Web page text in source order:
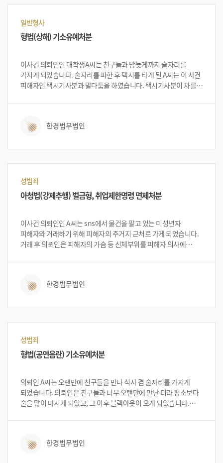
미성년자 성매수 등으로 사건이 입건되었다고 연락을 받게
되었습니다. 의뢰인 A씨는 입건 된 후 도움을 받고자 법무법인
한경을 찾아 대처 방안 등을 상담 받게 되었고, 법무법인 한경의
법무법인 한경에 사건 의뢰를 하였습니다.
일반형사
형법(상해) 기소유예처분
이사건 의뢰인인 대학생A씨는 친구들과 밤늦게까지 술자리를
가지게 되었습니다. 술자리를 파한 후 택시를 타게 된 A씨는 이 사건
피해자인 택시기사분과 말다툼을 하였습니다. 택시기사분이 차를
취한 A씨는 순간 흥분하여 차에서 내려 피해자에게 수차례 폭행하여
한경을 방문하여 아직 대학생 신분이고 앞으로 취업 등 사회생활에
상담을 진행한 법무법인 한경 변호인단은 가능성에 대하여 설명
한경법무법인
성범죄
아청법(강제추행) 벌금형, 취업제한명령 면제처분
이사건 의뢰인인 A씨는 sns에서 물건을 팔고 있는 미성년자
피해자와 거래하기 위해 피해자의 주거지 근처로 가게 되었습니다.
거래 후 의뢰인은 피해자의 가슴 등 신체부위를 피해자 의사에
법무법인 한경을 방문하여 직업특성상 벌금형선고 및 취업제한명령
법무법인 한경 변호인단은 가능에 대하여 설명 드렸고 의뢰인 A씨는
한경법무법인
성범죄
형법(공연음란) 기소유예처분
의뢰인 A씨는 오랜만에 친구들을 만나 식사 겸 술자리를 가지게
되었습니다. 의뢰인은 친구들과 너무 오랜만에 만난 터라 평소보다
술을 많이 마시게 되었고, 그 이후 블랙아웃이 오게 되었습니다.
이동하였는지 기억도 못 하는 상태였습니다. 의뢰인은 종점에
노출하였다는 버스기사님의 신고로 출동한 경찰관에게 현장 체포
한경법무법인